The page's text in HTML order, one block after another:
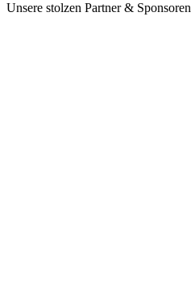
Unsere stolzen Partner & Sponsoren